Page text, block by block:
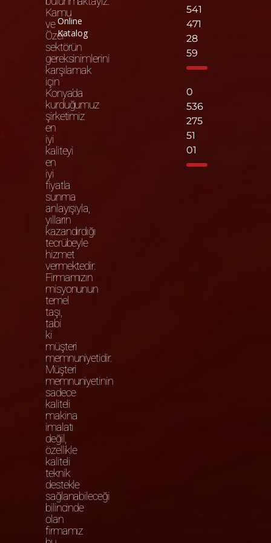
Kamu
ve
Özel
sektörün
gereksinimlerini
karşılamak
için
Konya’da
kurduğumuz
şirketimiz
en
iyi
kaliteyi
en
iyi
fiyatla
sunma
anlayışıyla,
yılların
kazandırdığı
tecrübeyle
hizmet
vermektedir.
Firmamızın
misyonunun
temel
taşı,
tabi
ki
müşteri
memnuniyetidir.
Müşteri
memnuniyetinin
sadece
kaliteli
makina
imalatı
değil,
özellikle
kaliteli
teknik
destekle
sağlanabileceği
bilincinde
olan
firmamız
Online
Katalog
541
471
28
59
0
536
275
51
01